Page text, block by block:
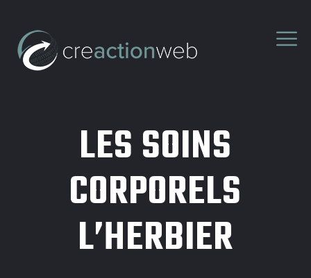
LES SOINS
CORPORELS
L’HERBIER